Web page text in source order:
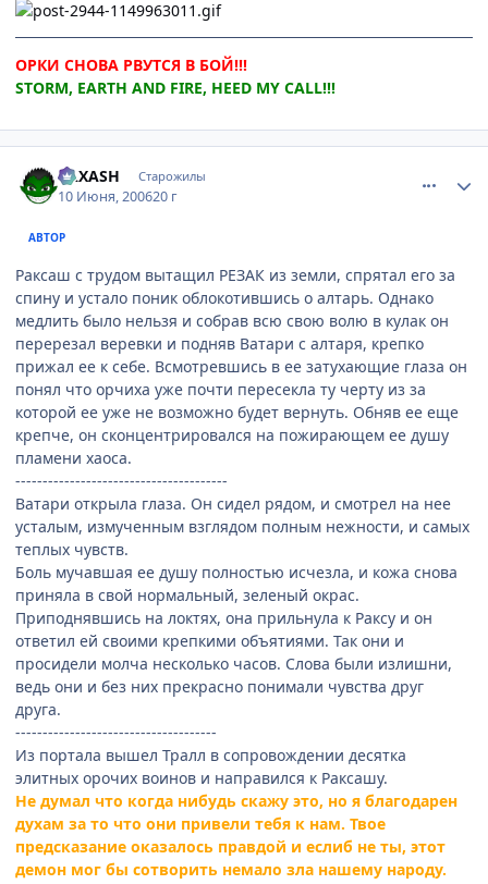
ОРКИ СНОВА РВУТСЯ В БОЙ!!!
STORM, EARTH AND FIRE, HEED MY CALL!!!
RAXASH Старожилы
10 Июня, 200620 г
АВТОР
Раксаш с трудом вытащил РЕЗАК из земли, спрятал его за
спину и устало поник облокотившись о алтарь. Однако
медлить было нельзя и собрав всю свою волю в кулак он
перерезал веревки и подняв Ватари с алтаря, крепко
прижал ее к себе. Всмотревшись в ее затухающие глаза он
понял что орчиха уже почти пересекла ту черту из за
которой ее уже не возможно будет вернуть. Обняв ее еще
крепче, он сконцентрировался на пожирающем ее душу
пламени хаоса.
---------------------------------------
Ватари открыла глаза. Он сидел рядом, и смотрел на нее
усталым, измученным взглядом полным нежности, и самых
теплых чувств.
Боль мучавшая ее душу полностью исчезла, и кожа снова
приняла в свой нормальный, зеленый окрас.
Приподнявшись на локтях, она прильнула к Раксу и он
ответил ей своими крепкими объятиями. Так они и
просидели молча несколько часов. Слова были излишни,
ведь они и без них прекрасно понимали чувства друг
друга.
-------------------------------------
Из портала вышел Тралл в сопровождении десятка
элитных орочих воинов и направился к Раксашу.
Не думал что когда нибудь скажу это, но я благодарен
духам за то что они привели тебя к нам. Твое
предсказание оказалось правдой и еслиб не ты, этот
демон мог бы сотворить немало зла нашему народу.